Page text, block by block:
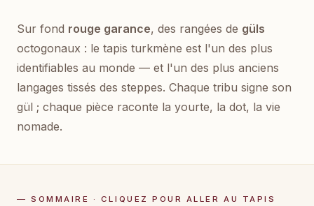
Sur fond rouge garance, des rangées de güls
octogonaux : le tapis turkmène est l'un des plus
identifiables au monde — et l'un des plus anciens
langages tissés des steppes. Chaque tribu signe son
gül ; chaque pièce raconte la yourte, la dot, la vie
nomade.
— SOMMAIRE · CLIQUEZ POUR ALLER AU TAPIS